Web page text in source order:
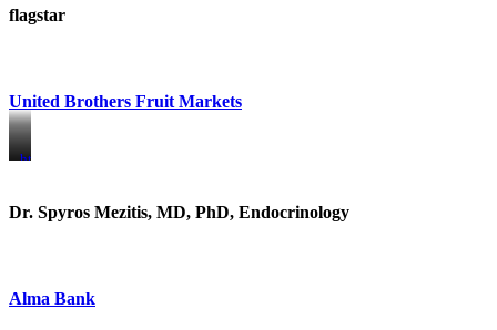
flagstar
United Brothers Fruit Markets
https://www.unitedbrothersfruitmarkets.com/
https://www.unitedbrothersfruitmarkets.com/
Dr. Spyros Mezitis, MD, PhD, Endocrinology
Alma Bank